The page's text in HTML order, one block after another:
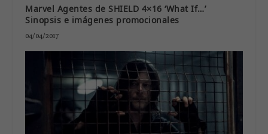
Marvel Agentes de SHIELD 4×16 ‘What If…’
Sinopsis e imágenes promocionales
04/04/2017